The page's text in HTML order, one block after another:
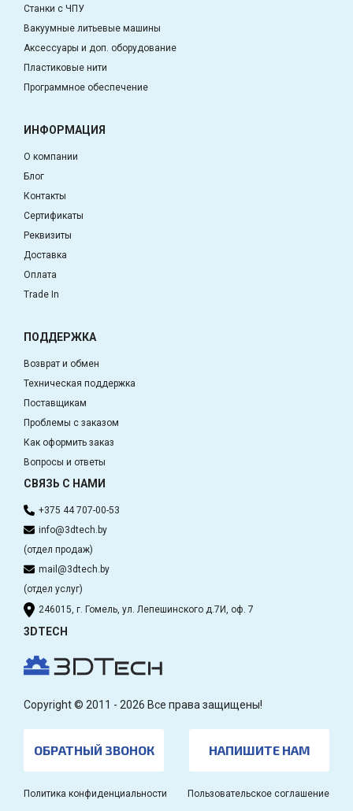
Станки с ЧПУ
Вакуумные литьевые машины
Аксессуары и доп. оборудование
Пластиковые нити
Программное обеспечение
ИНФОРМАЦИЯ
О компании
Блог
Контакты
Сертификаты
Реквизиты
Доставка
Оплата
Trade In
ПОДДЕРЖКА
Возврат и обмен
Техническая поддержка
Поставщикам
Проблемы с заказом
Как оформить заказ
Вопросы и ответы
СВЯЗЬ С НАМИ
+375 44 707-00-53
info@3dtech.by
(отдел продаж)
mail@3dtech.by
(отдел услуг)
246015, г. Гомель, ул. Лепешинского д.7И, оф. 7
3DTECH
Copyright © 2011 - 2026 Все права защищены!
ОБРАТНЫЙ ЗВОНОК НАПИШИТЕ НАМ
Политика конфиденциальности Пользовательское соглашение